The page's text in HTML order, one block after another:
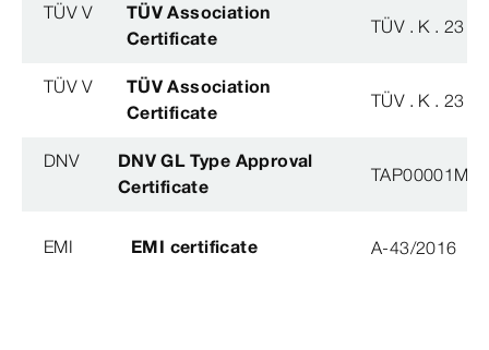
TÜV V
TÜV Association
Certificate
TÜV . K . 23 -
TÜV V
TÜV Association
Certificate
TÜV . K . 23 -
DNV
DNV GL Type Approval
Certificate
TAP00001M5,
EMI EMI certificate A-43/2016